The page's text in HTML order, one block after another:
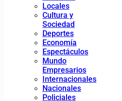
Locales
Cultura y
Sociedad
Deportes
Economía
Espectáculos
Mundo
Empresarios
Internacionales
Nacionales
Policiales